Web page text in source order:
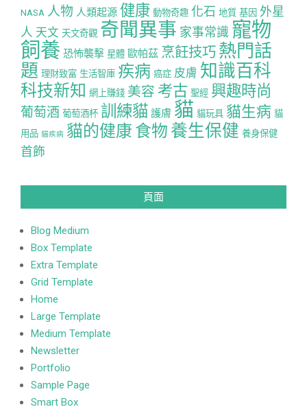
NASA 人物 人類起源 健康 動物奇趣 化石 地質 基因 外星
人 天文 天文奇觀 奇聞異事 家事常識 寵物
飼養 恐怖襲擊 星體 歐帕茲 烹飪技巧 熱門話
題 理財致富 生活智庫 疾病 癌症 皮膚 知識百科
科技新知 網上賺錢 美容 考古 聖經 興趣時尚
葡萄酒 葡萄酒杯 訓練貓 護膚 貓 貓玩具 貓生病 貓
用品 貓疾病 貓的健康 食物 養生保健 養身保健
首飾
頁面
Blog Medium
Box Template
Extra Template
Grid Template
Home
Large Template
Medium Template
Newsletter
Portfolio
Sample Page
Smart Box